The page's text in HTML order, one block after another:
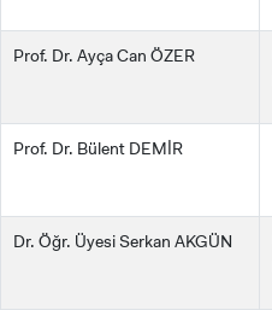
Prof. Dr. Ayça Can ÖZER
Prof. Dr. Bülent DEMİR
Dr. Öğr. Üyesi Serkan AKGÜN